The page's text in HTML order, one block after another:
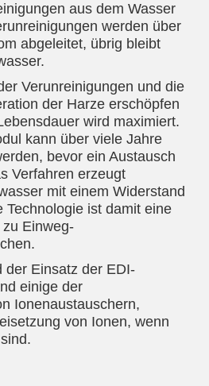
aus dem Wasser
werden über
abgeleitet, übrig bleibt
Verunreinigungen und die
der Harze erschöpfen
wird maximiert.
kann über viele Jahre
bevor ein Austausch
Verfahren erzeugt
mit einem Widerstand
ist damit eine
Einweg-
der Einsatz der EDI-
einige der
Ionenaustauschern,
von Ionen, wenn